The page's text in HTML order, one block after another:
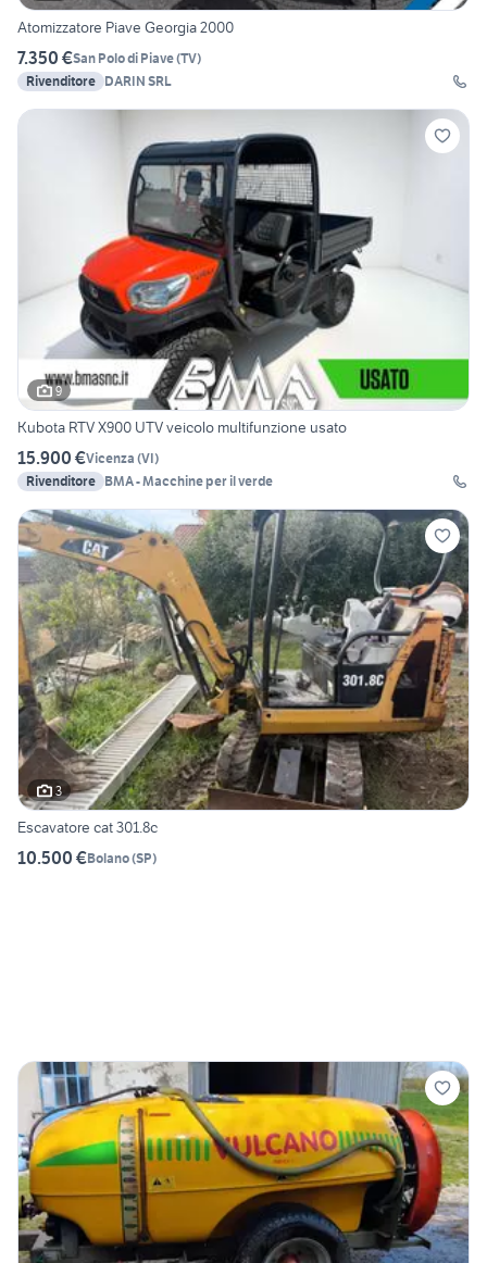
Atomizzatore Piave Georgia 2000
7.350 €San Polo di Piave(TV)
Rivenditore DARIN SRL
9
Kubota RTV X900 UTV veicolo multifunzione usato
15.900 €Vicenza (VI)
Rivenditore BMA - Macchine per il verde
3
Escavatore cat 301.8c
10.500 €Bolano(SP)